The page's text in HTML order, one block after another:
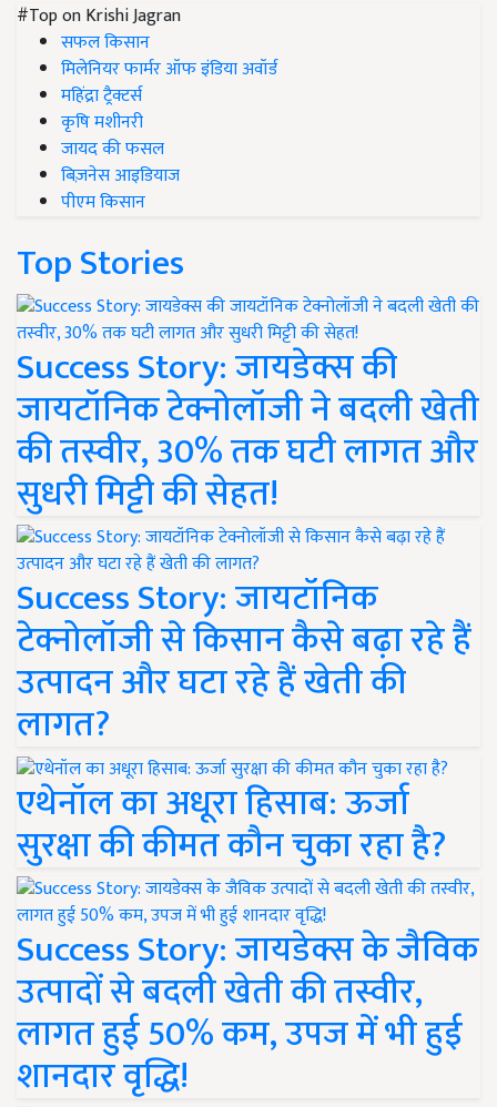
#Top on Krishi Jagran
सफल किसान
मिलेनियर फार्मर ऑफ इंडिया अवॉर्ड
महिंद्रा ट्रैक्टर्स
कृषि मशीनरी
जायद की फसल
बिज़नेस आइडियाज
पीएम किसान
Top Stories
Success Story: जायडेक्स की
जायटॉनिक टेक्नोलॉजी ने बदली खेती
की तस्वीर, 30% तक घटी लागत और
सुधरी मिट्टी की सेहत!
Success Story: जायटॉनिक
टेक्नोलॉजी से किसान कैसे बढ़ा रहे हैं
उत्पादन और घटा रहे हैं खेती की
लागत?
एथेनॉल का अधूरा हिसाब: ऊर्जा
सुरक्षा की कीमत कौन चुका रहा है?
Success Story: जायडेक्स के जैविक
उत्पादों से बदली खेती की तस्वीर,
लागत हुई 50% कम, उपज में भी हुई
शानदार वृद्धि!